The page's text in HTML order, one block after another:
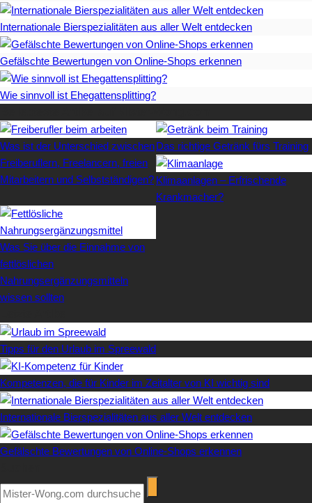
Internationale Bierspezialitäten aus aller Welt entdecken
Gefälschte Bewertungen von Online-Shops erkennen
Wie sinnvoll ist Ehegattensplitting?
Was ist der Unterschied zwischen
Freiberuflern, Freelancern, freien
Mitarbeitern und Selbstständigen?
Das richtige Getränk fürs Training
Klimaanlagen – Erfrischende
Krankmacher?
Was Sie über die Einnahme von
fettlöslichen
Nahrungsergänzungsmitteln
wissen sollten
Tipps für den Urlaub im Spreewald
Kompetenzen, die für Kinder im Zeitalter von KI wichtig sind
Internationale Bierspezialitäten aus aller Welt entdecken
Gefälschte Bewertungen von Online-Shops erkennen